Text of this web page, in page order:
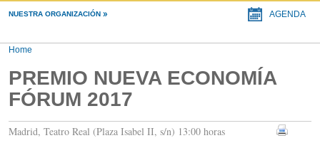
NUESTRA ORGANIZACIÓN AGENDA
Home
PREMIO NUEVA ECONOMÍA
FÓRUM 2017
Madrid, Teatro Real (Plaza Isabel II, s/n) 13:00 horas